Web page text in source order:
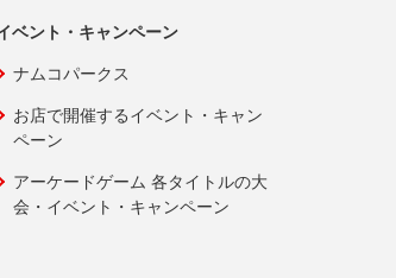
ベント・キャンペーン
ナムコパークス
お店で開催するイベント・キャン
ペーン
アーケードゲーム 各タイトルの大
会・イベント・キャンペーン